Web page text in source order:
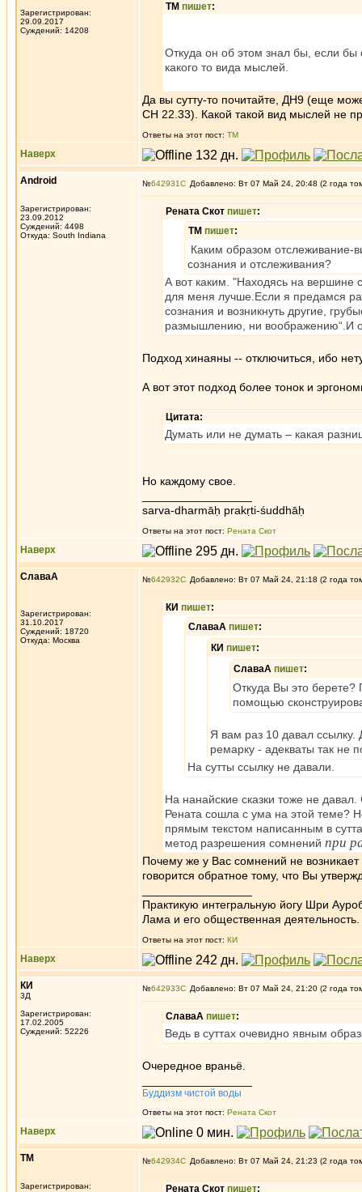
Зарегистрирован:
29.09.2017
Суждений: 14208
ТМ пишет:
Откуда он об этом знал бы, если
какого то вида мыслей.
Да вы сутту-то почитайте, ДН9 (еще
СН 22.33). Какой такой вид мыслей не
Ответы на этот пост: ТМ
Наверх
Android
Зарегистрирован:
23.09.2012
Суждений: 4498
Откуда: South Indiana
№642931 Добавлено: Вт 07 Май 24, 20:48 (2 года
Рената Скот пишет:
ТМ пишет:
Каким образом отслеживание-
сознания и отслеживания?
А вот каким. "Находясь на вершине
для меня лучше.Если я предамся
сознания и возникнуть другие,
размышлению, ни воображению“.И
Подход хинаяны -- отключиться, ибо
А вот этот подход более тонок и
Цитата:
Думать или не думать – какая
Но каждому свое.
sarva-dharmāḥ prakṛti-śuddhāḥ
Ответы на этот пост: Рената Скот
Наверх
СлаваА
Зарегистрирован:
31.10.2017
Суждений: 18720
Откуда: Москва
№642932 Добавлено: Вт 07 Май 24, 21:18 (2 года
КИ пишет:
СлаваА пишет:
КИ пишет:
СлаваА пишет:
Откуда Вы это берете?
помощью
Я вам раз 10 давал
ремарку - адекваты так не
На сутты ссылку не давали.
На нанайские сказки тоже не давал.
Рената сошла с ума на этой теме?
прямым текстом написанным в
метод разрешения сомнений при
Почему же у Вас сомнений не
говорится обратное тому, что Вы
Практикую интегральную йогу Шри
Лама и его общественная деятельность.
Ответы на этот пост: КИ
Наверх
КИ
3Д
Зарегистрирован:
17.02.2005
Суждений: 52226
№642933 Добавлено: Вт 07 Май 24, 21:20 (2 года
СлаваА пишет:
Ведь в суттах очевидно явным
Очередное враньё.
Буддизм чистой воды
Ответы на этот пост: Рената Скот
Наверх
ТМ
Зарегистрирован:
№642934 Добавлено: Вт 07 Май 24, 21:23 (2 года
Рената Скот пишет: